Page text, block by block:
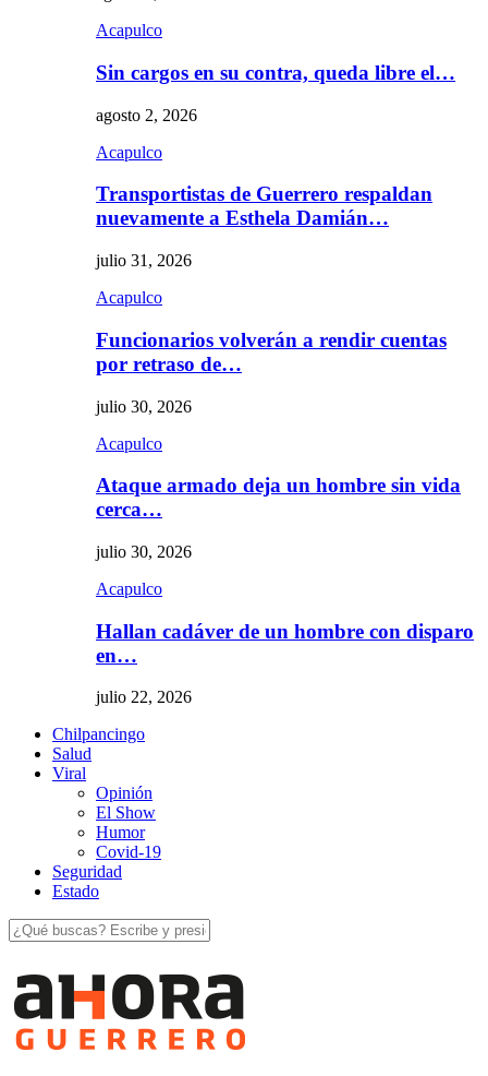
Acapulco
Sin cargos en su contra, queda libre el…
agosto 2, 2026
Acapulco
Transportistas de Guerrero respaldan
nuevamente a Esthela Damián…
julio 31, 2026
Acapulco
Funcionarios volverán a rendir cuentas
por retraso de…
julio 30, 2026
Acapulco
Ataque armado deja un hombre sin vida
cerca…
julio 30, 2026
Acapulco
Hallan cadáver de un hombre con disparo
en…
julio 22, 2026
Chilpancingo
Salud
Viral
Opinión
El Show
Humor
Covid-19
Seguridad
Estado